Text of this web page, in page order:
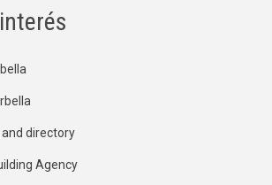
and directory
Agency